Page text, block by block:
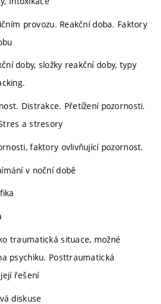
provozu. Reakční doba. Faktory
doby, složky reakční doby, typy
Distrakce. Přetížení pozornosti.
a stresory
faktory ovlivňující pozornost.
v noční době
traumatická situace, možné
psychiku. Posttraumatická
řešení
diskuse